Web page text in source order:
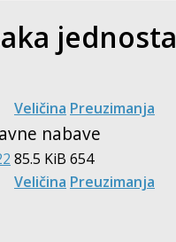
Veličina Preuzimanja
Veličina Preuzimanja
nabave
85.5 KiB 654